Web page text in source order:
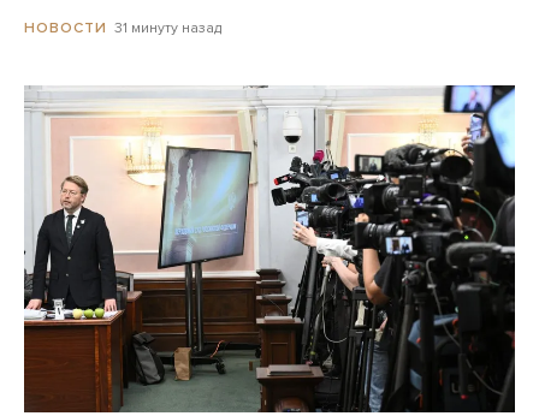
НОВОСТИ 31 минуту назад